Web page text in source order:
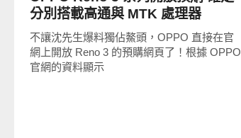
分別搭載高通與 MTK 處理器
不讓沈先生爆料獨佔鰲頭，OPPO 直接在官
網上開放 Reno 3 的預購網頁了！根據 OPPO
官網的資料顯示